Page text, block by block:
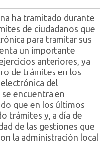
ha tramitado durante
de ciudadanos que
para tramitar sus
un importante
anteriores, ya
de trámites en los
del
encuentra en
que en los últimos
trámites y, a día de
de las gestiones que
la administración local